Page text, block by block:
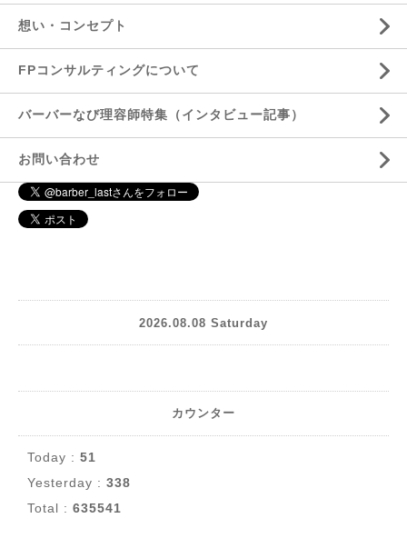
想い・コンセプト
FPコンサルティングについて
バーバーなび理容師特集（インタビュー記事）
お問い合わせ
2026.08.08 Saturday
カウンター
Today : 51
Yesterday : 338
Total : 635541